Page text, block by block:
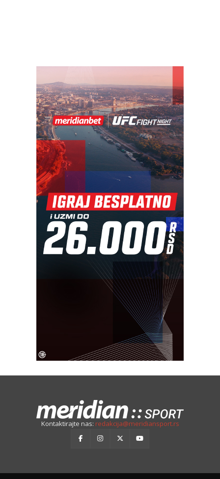
Kontaktirajte nas: redakcija@meridiansport.rs